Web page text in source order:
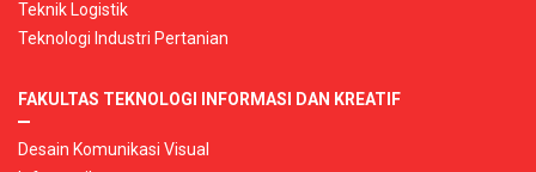
Teknik Logistik
Teknologi Industri Pertanian
FAKULTAS TEKNOLOGI INFORMASI DAN KREATIF
Desain Komunikasi Visual